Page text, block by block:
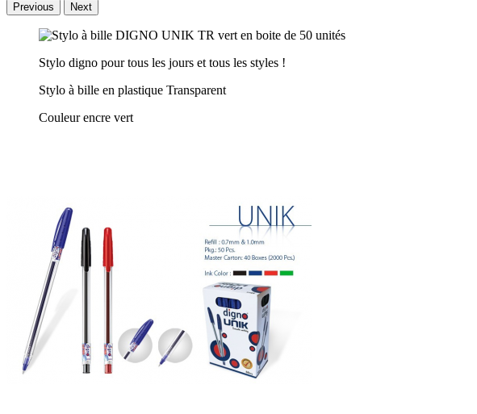
Previous Next
Stylo digno pour tous les jours et tous les styles !
Stylo à bille en plastique Transparent
Couleur encre vert